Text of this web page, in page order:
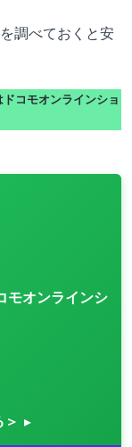
調べておくと安
コモオンラインショ
モオンラインシ